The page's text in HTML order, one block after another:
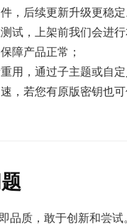
，后续更新升级更稳定
试，上架前我们会进
障产品正常；
用，通过子主题或自
，若您有原版密钥也
品质，敢于创新和尝